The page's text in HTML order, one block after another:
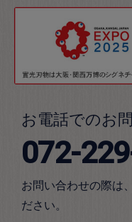
お電話でのお
072-
お問い合わせの際は
ださい。